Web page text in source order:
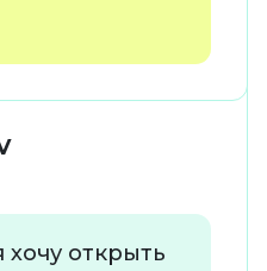
хочу открыть